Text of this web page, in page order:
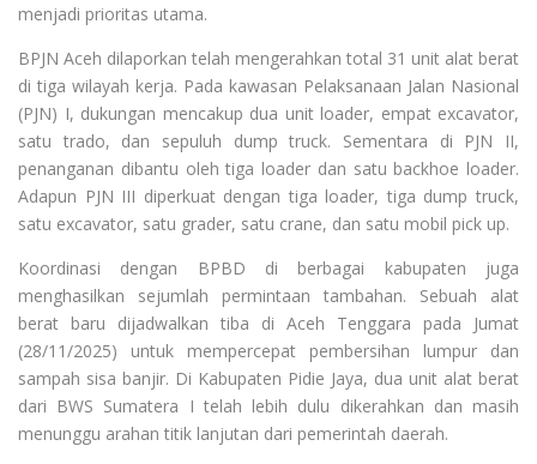
menjadi prioritas utama.
BPJN Aceh dilaporkan telah mengerahkan total 31 unit alat berat
di tiga wilayah kerja. Pada kawasan Pelaksanaan Jalan Nasional
(PJN) I, dukungan mencakup dua unit loader, empat excavator,
satu trado, dan sepuluh dump truck. Sementara di PJN II,
penanganan dibantu oleh tiga loader dan satu backhoe loader.
Adapun PJN III diperkuat dengan tiga loader, tiga dump truck,
satu excavator, satu grader, satu crane, dan satu mobil pick up.
Koordinasi dengan BPBD di berbagai kabupaten juga
menghasilkan sejumlah permintaan tambahan. Sebuah alat
berat baru dijadwalkan tiba di Aceh Tenggara pada Jumat
(28/11/2025) untuk mempercepat pembersihan lumpur dan
sampah sisa banjir. Di Kabupaten Pidie Jaya, dua unit alat berat
dari BWS Sumatera I telah lebih dulu dikerahkan dan masih
menunggu arahan titik lanjutan dari pemerintah daerah.